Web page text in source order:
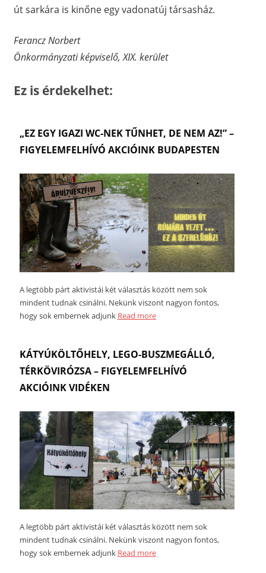
út sarkára is kinőne egy vadonatúj társasház.
Ferancz Norbert
Önkormányzati képviselő, XIX. kerület
Ez is érdekelhet:
„EZ EGY IGAZI WC-NEK TŰNHET, DE NEM AZ!” –
FIGYELEMFELHÍVÓ AKCIÓINK BUDAPESTEN
A legtöbb párt aktivistái két választás között nem sok
mindent tudnak csinálni. Nekünk viszont nagyon fontos,
hogy sok embernek adjunk Read more
KÁTYÚKÖLTŐHELY, LEGO-BUSZMEGÁLLÓ,
TÉRKÖVIRÓZSA – FIGYELEMFELHÍVÓ
AKCIÓINK VIDÉKEN
A legtöbb párt aktivistái két választás között nem sok
mindent tudnak csinálni. Nekünk viszont nagyon fontos,
hogy sok embernek adjunk Read more